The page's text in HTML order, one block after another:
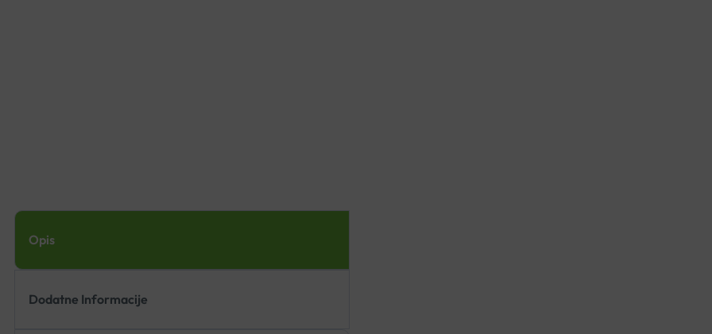
Opis
Dodatne Informacije